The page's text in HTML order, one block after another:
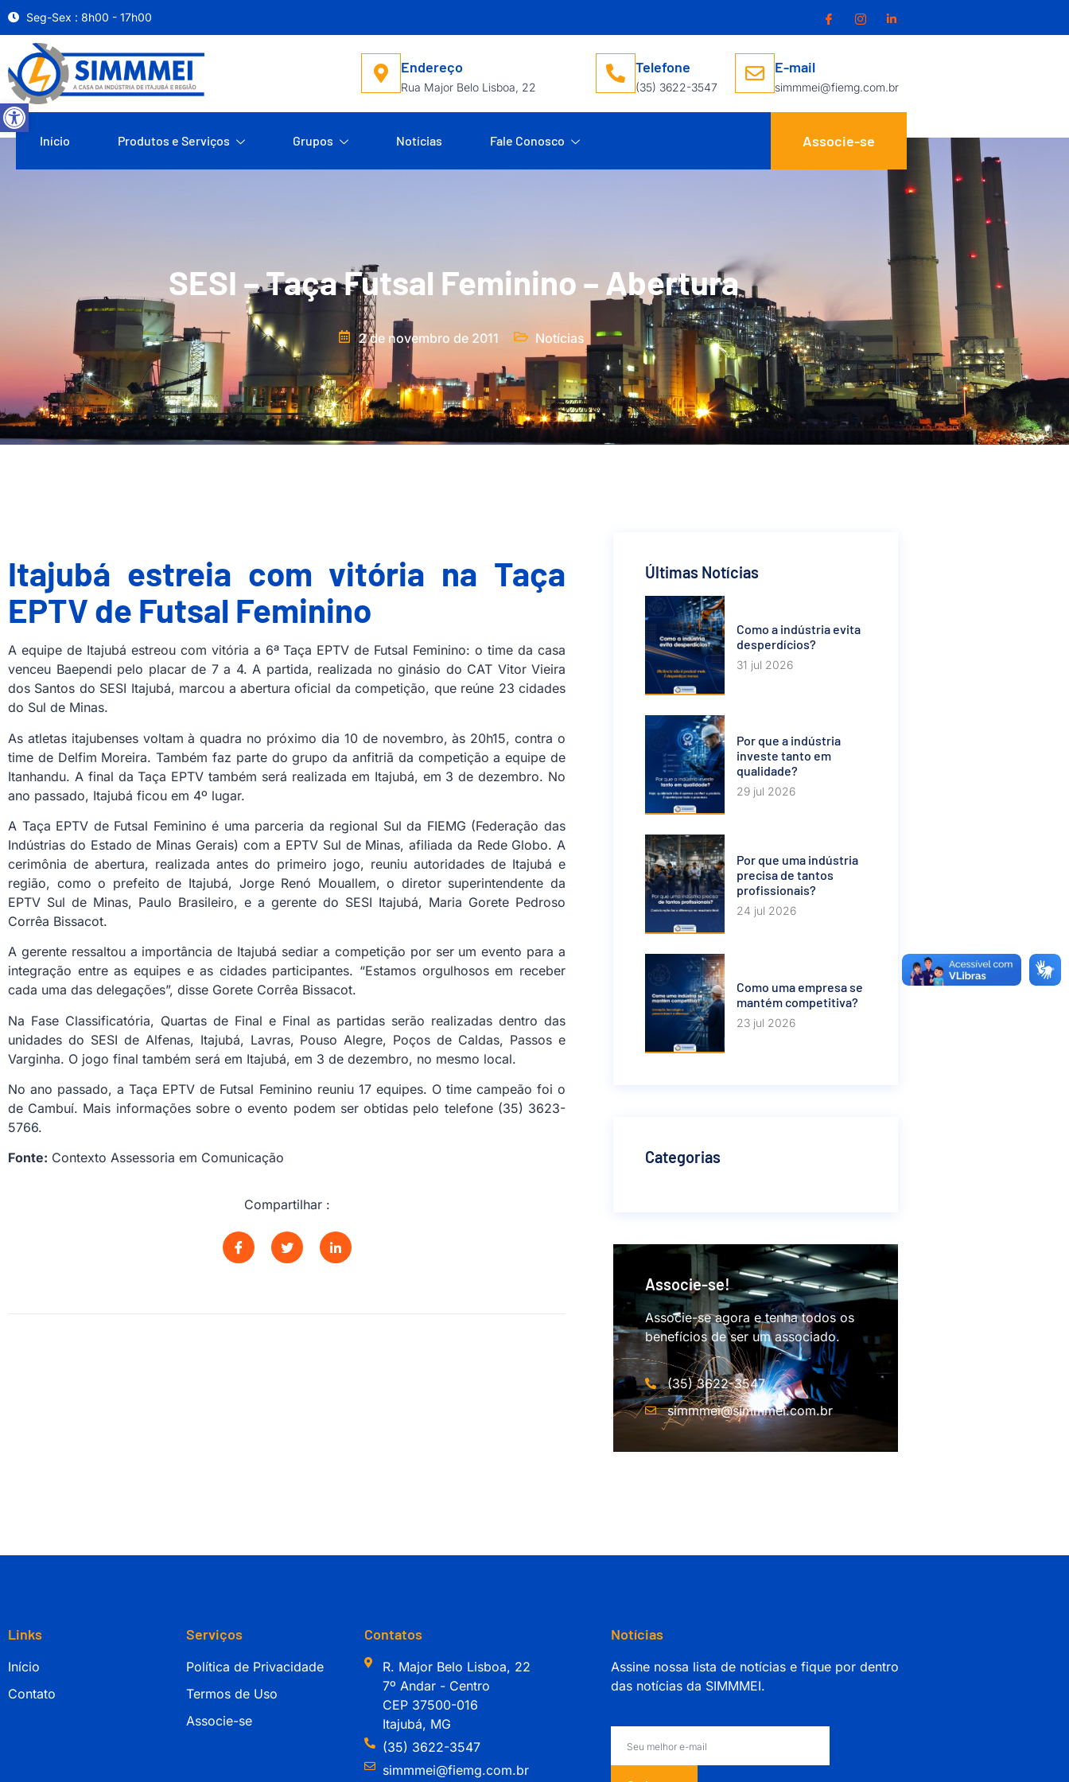
Abrir a barra de ferramentas
Seg-Sex : 8h00 - 17h00
Endereço
Rua Major Belo Lisboa, 22
Telefone
(35) 3622-3547
E-mail
simmmei@fiemg.com.br
Início Produtos e Serviços Grupos Notícias Fale Conosco Associe-se
SESI – Taça Futsal Feminino – Abertura
2 de novembro de 2011 Notícias
Itajubá estreia com vitória na Taça
EPTV de Futsal Feminino
A equipe de Itajubá estreou com vitória a 6ª Taça EPTV de Futsal Feminino: o time da casa
venceu Baependi pelo placar de 7 a 4. A partida, realizada no ginásio do CAT Vitor Vieira
dos Santos do SESI Itajubá, marcou a abertura oficial da competição, que reúne 23 cidades
do Sul de Minas.
As atletas itajubenses voltam à quadra no próximo dia 10 de novembro, às 20h15, contra o
time de Delfim Moreira. Também faz parte do grupo da anfitriã da competição a equipe de
Itanhandu. A final da Taça EPTV também será realizada em Itajubá, em 3 de dezembro. No
ano passado, Itajubá ficou em 4º lugar.
A Taça EPTV de Futsal Feminino é uma parceria da regional Sul da FIEMG (Federação das
Indústrias do Estado de Minas Gerais) com a EPTV Sul de Minas, afiliada da Rede Globo. A
cerimônia de abertura, realizada antes do primeiro jogo, reuniu autoridades de Itajubá e
região, como o prefeito de Itajubá, Jorge Renó Mouallem, o diretor superintendente da
EPTV Sul de Minas, Paulo Brasileiro, e a gerente do SESI Itajubá, Maria Gorete Pedroso
Corrêa Bissacot.
A gerente ressaltou a importância de Itajubá sediar a competição por ser um evento para a
integração entre as equipes e as cidades participantes. “Estamos orgulhosos em receber
cada uma das delegações”, disse Gorete Corrêa Bissacot.
Na Fase Classificatória, Quartas de Final e Final as partidas serão realizadas dentro das
unidades do SESI de Alfenas, Itajubá, Lavras, Pouso Alegre, Poços de Caldas, Passos e
Varginha. O jogo final também será em Itajubá, em 3 de dezembro, no mesmo local.
No ano passado, a Taça EPTV de Futsal Feminino reuniu 17 equipes. O time campeão foi o
de Cambuí. Mais informações sobre o evento podem ser obtidas pelo telefone (35) 3623-
5766.
Fonte: Contexto Assessoria em Comunicação
Compartilhar :
Últimas Notícias
Como a indústria evita
desperdícios?
31 jul 2026
Por que a indústria
investe tanto em
qualidade?
29 jul 2026
Por que uma indústria
precisa de tantos
profissionais?
24 jul 2026
Como uma empresa se
mantém competitiva?
23 jul 2026
Categorias
Associe-se!
Associe-se agora e tenha todos os
benefícios de ser um associado.
(35) 3622-3547
simmmei@simmmei.com.br
Links
Início
Contato
Serviços
Política de Privacidade
Termos de Uso
Associe-se
Contatos
R. Major Belo Lisboa, 22
7º Andar - Centro
CEP 37500-016
Itajubá, MG
(35) 3622-3547
simmmei@fiemg.com.br
Notícias
Assine nossa lista de notícias e fique por dentro
das notícias da SIMMMEI.